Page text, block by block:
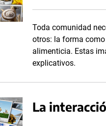
Toda comunidad
otros: la forma
alimenticia. Estas
explicativos.
La